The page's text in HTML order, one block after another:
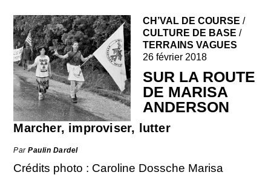
CH’VAL DE COURSE /
CULTURE DE BASE /
TERRAINS VAGUES
26 février 2018
SUR LA ROUTE
DE MARISA
ANDERSON
Marcher, improviser, lutter
ParPaulin Dardel
Crédits photo : Caroline Dossche Marisa